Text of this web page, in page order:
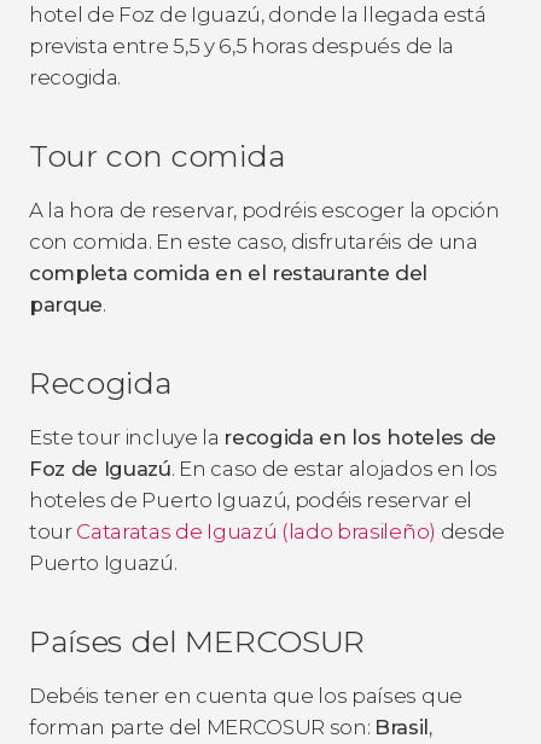
hotel de Foz de Iguazú, donde la llegada está
prevista entre 5,5 y 6,5 horas después de la
recogida.
Tour con comida
A la hora de reservar, podréis escoger la opción
con comida. En este caso, disfrutaréis de una
completa comida en el restaurante del
parque.
Recogida
Este tour incluye la recogida en los hoteles de
Foz de Iguazú. En caso de estar alojados en los
hoteles de Puerto Iguazú, podéis reservar el
tour Cataratas de Iguazú (lado brasileño) desde
Puerto Iguazú.
Países del MERCOSUR
Debéis tener en cuenta que los países que
forman parte del MERCOSUR son: Brasil,